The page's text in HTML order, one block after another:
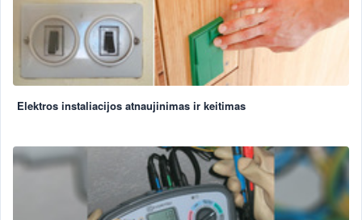
Elektros instaliacijos atnaujinimas ir keitimas